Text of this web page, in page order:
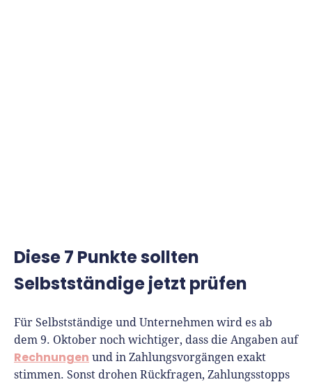
Diese 7 Punkte sollten
Selbstständige jetzt prüfen
Für Selbstständige und Unternehmen wird es ab
dem 9. Oktober noch wichtiger, dass die Angaben auf
Rechnungen und in Zahlungsvorgängen exakt
stimmen. Sonst drohen Rückfragen, Zahlungsstopps